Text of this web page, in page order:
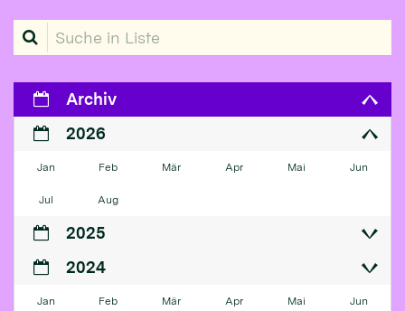
Suche in Liste
Archiv
2026
Jan Feb Mär Apr Mai Jun
Jul Aug
2025
2024
Jan Feb Mär Apr Mai Jun